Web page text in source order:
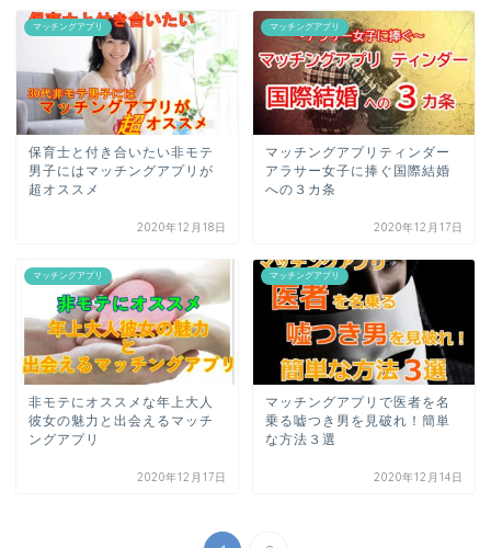
マッチングアプリ
保育士と付き合いたい非モテ
男子にはマッチングアプリが
超オススメ
2020年12月18日
マッチングアプリ
マッチングアプリティンダー
アラサー女子に捧ぐ国際結婚
への３カ条
2020年12月17日
マッチングアプリ
非モテにオススメな年上大人
彼女の魅力と出会えるマッチ
ングアプリ
2020年12月17日
マッチングアプリ
マッチングアプリで医者を名
乗る嘘つき男を見破れ！簡単
な方法３選
2020年12月14日